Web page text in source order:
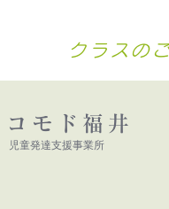
クラスの
コモド福井
児童発達支援事業所